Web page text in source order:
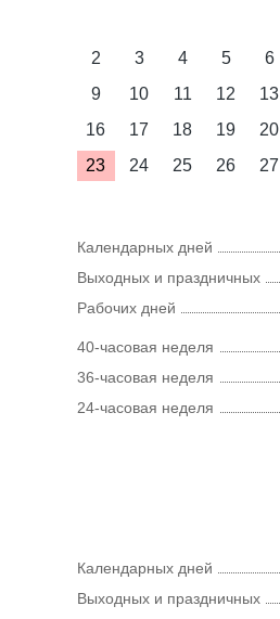
2
3 4 5 6
9
10 11 12 13
16
17 18 19 20
23
24 25 26 27
Календарных дней
Выходных и праздничных
Рабочих дней
40-часовая неделя
36-часовая неделя
24-часовая неделя
Календарных дней
Выходных и праздничных